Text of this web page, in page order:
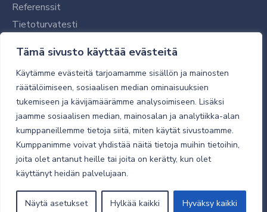
Tämä sivusto käyttää evästeitä
Käytämme evästeitä tarjoamamme sisällön ja mainosten
räätälöimiseen, sosiaalisen median ominaisuuksien
tukemiseen ja kävijämäärämme analysoimiseen. Lisäksi
jaamme sosiaalisen median, mainosalan ja analytiikka-alan
kumppaneillemme tietoja siitä, miten käytät sivustoamme.
Kumppanimme voivat yhdistää näitä tietoja muihin tietoihin,
joita olet antanut heille tai joita on kerätty, kun olet
käyttänyt heidän palvelujaan.
Näytä asetukset Hylkää kaikki Hyväksy kaikki
Referenssit
Tietoturvatesti
Tilaajalle
Toimitustavat ja -kulut
Verkkokaupan yleiset ehdot
Toimitusehdot
Tietosuojaseloste
Tietoturva
© 2026 Micro Magic